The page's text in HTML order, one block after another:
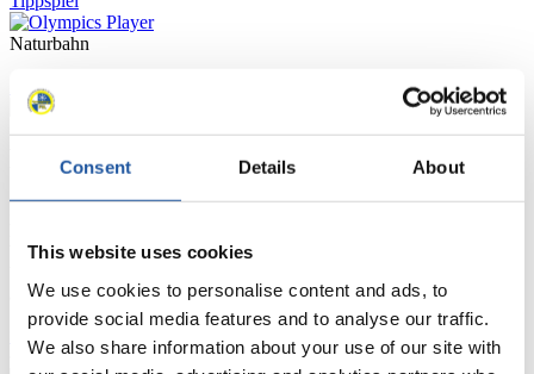
Consent Details About
This website uses cookies
We use cookies to personalise content and ads, to
provide social media features and to analyse our traffic.
We also share information about your use of our site with
Naturbahn
Zielgruppen Anzeigen
Für Presse- und Medienvertreter
Hier finden Sie Informationen für Presse- und Medienvertreter. Sie
Wettkämpfen. Außerdem können Sie Ihre Medienakkreditierung
allgemeine Neuigkeiten einholen.
>> Weiter